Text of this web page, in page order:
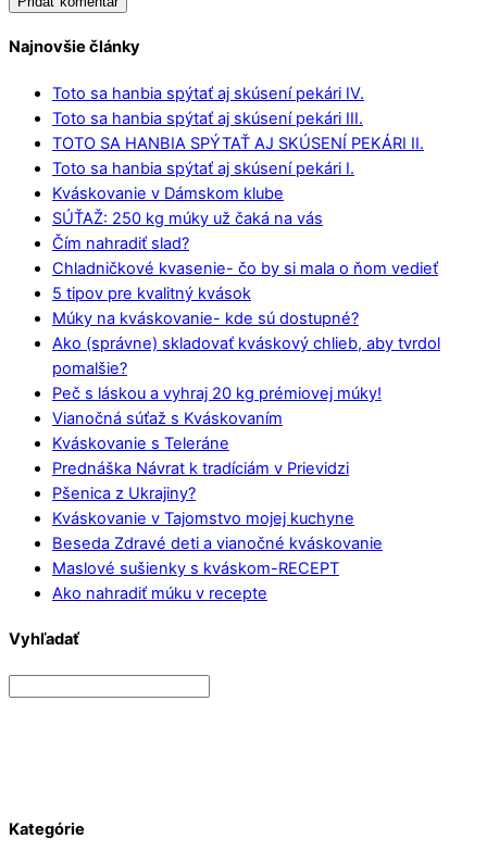
Najnovšie články
Toto sa hanbia spýtať aj skúsení pekári IV.
Toto sa hanbia spýtať aj skúsení pekári III.
TOTO SA HANBIA SPÝTAŤ AJ SKÚSENÍ PEKÁRI II.
Toto sa hanbia spýtať aj skúsení pekári I.
Kváskovanie v Dámskom klube
SÚŤAŽ: 250 kg múky už čaká na vás
Čím nahradiť slad?
Chladničkové kvasenie- čo by si mala o ňom vedieť
5 tipov pre kvalitný kvások
Múky na kváskovanie- kde sú dostupné?
Ako (správne) skladovať kváskový chlieb, aby tvrdol
pomalšie?
Peč s láskou a vyhraj 20 kg prémiovej múky!
Vianočná súťaž s Kváskovaním
Kváskovanie s Teleráne
Prednáška Návrat k tradíciám v Prievidzi
Pšenica z Ukrajiny?
Kváskovanie v Tajomstvo mojej kuchyne
Beseda Zdravé deti a vianočné kváskovanie
Maslové sušienky s kváskom-RECEPT
Ako nahradiť múku v recepte
Vyhľadať
Kategórie